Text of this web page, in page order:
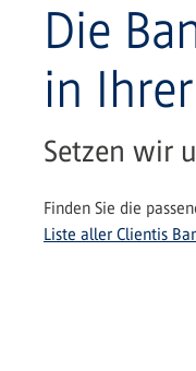
Die
in
Setzen wir
Finden Sie die
Liste aller Clientis